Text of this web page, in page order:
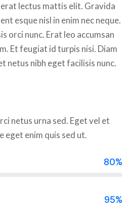
erat lectus mattis elit. Gravida
esque nisl in enim nec neque.
orci nunc. Erat leo accumsan
Et feugiat id turpis nisi. Diam
netus nibh eget facilisis nunc.
netus urna sed. Eget vel et
eget enim quis sed ut.
80%
95%